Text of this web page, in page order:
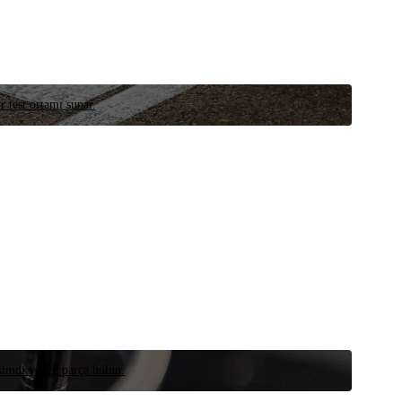
test ortamı sunar.
yedek parça bulun.